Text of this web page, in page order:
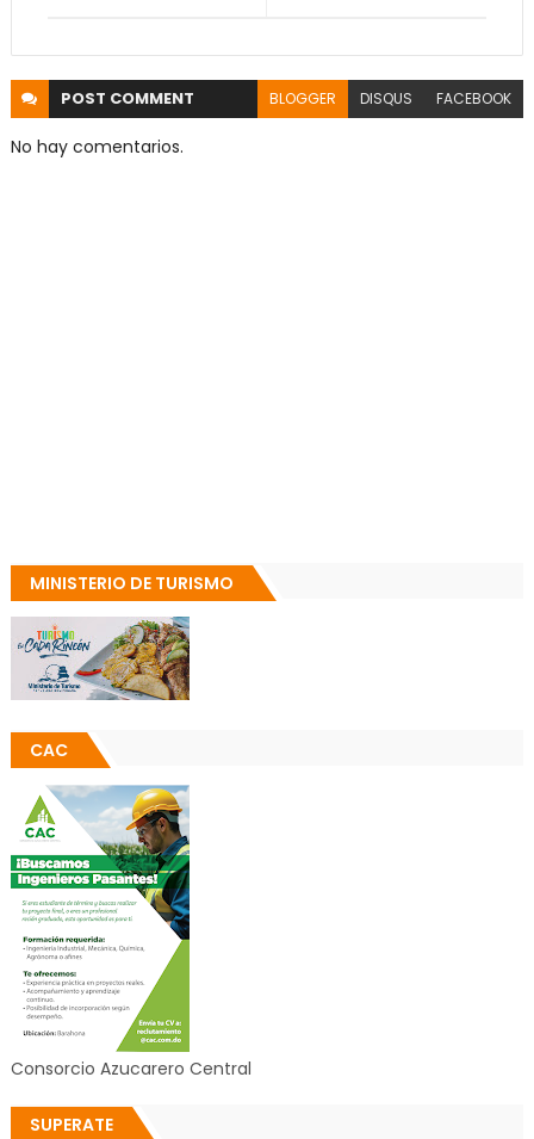
POST COMMENT BLOGGER DISQUS FACEBOOK
No hay comentarios.
MINISTERIO DE TURISMO
CAC
Consorcio Azucarero Central
SUPERATE